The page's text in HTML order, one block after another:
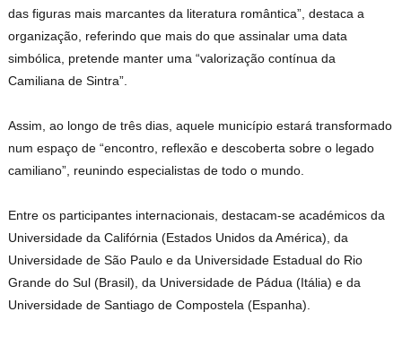
das figuras mais marcantes da literatura romântica”, destaca a
organização, referindo que mais do que assinalar uma data
simbólica, pretende manter uma “valorização contínua da
Camiliana de Sintra”.
Assim, ao longo de três dias, aquele município estará transformado
num espaço de “encontro, reflexão e descoberta sobre o legado
camiliano”, reunindo especialistas de todo o mundo.
Entre os participantes internacionais, destacam-se académicos da
Universidade da Califórnia (Estados Unidos da América), da
Universidade de São Paulo e da Universidade Estadual do Rio
Grande do Sul (Brasil), da Universidade de Pádua (Itália) e da
Universidade de Santiago de Compostela (Espanha).